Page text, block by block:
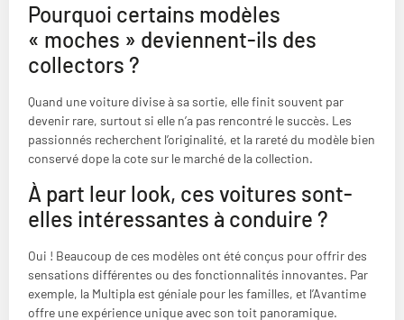
Pourquoi certains modèles
« moches » deviennent-ils des
collectors ?
Quand une voiture divise à sa sortie, elle finit souvent par
devenir rare, surtout si elle n’a pas rencontré le succès. Les
passionnés recherchent l’originalité, et la rareté du modèle bien
conservé dope la cote sur le marché de la collection.
À part leur look, ces voitures sont-
elles intéressantes à conduire ?
Oui ! Beaucoup de ces modèles ont été conçus pour offrir des
sensations différentes ou des fonctionnalités innovantes. Par
exemple, la Multipla est géniale pour les familles, et l’Avantime
offre une expérience unique avec son toit panoramique.